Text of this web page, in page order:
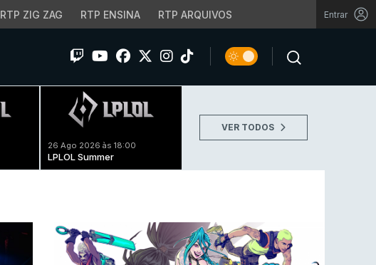
RTP ZIG ZAG RTP ENSINA RTP ARQUIVOS Entrar
26 Ago 2026 às 18:00
LPLOL Summer
VER TODOS